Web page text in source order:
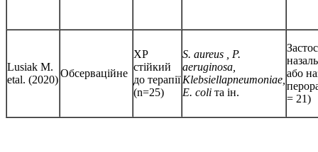
Lusiak M.
etal. (2020)
Обсерваційне
ХР
стійкий
до терапії
(n=25)
S. aureus
, P.
aeruginosa,
Klebsiellapneumoniae,
E. coli та ін.
або
= 21)